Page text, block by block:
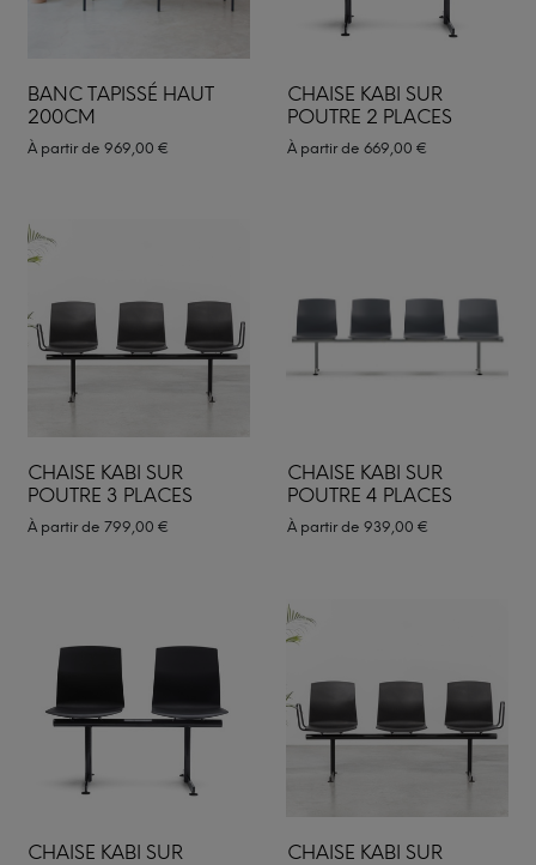
BANC TAPISSÉ HAUT
200CM
À partir de 969,00 €
CHAISE KABI SUR
POUTRE 2 PLACES
À partir de 669,00 €
CHAISE KABI SUR
POUTRE 3 PLACES
À partir de 799,00 €
CHAISE KABI SUR
POUTRE 4 PLACES
À partir de 939,00 €
CHAISE KABI SUR
CHAISE KABI SUR